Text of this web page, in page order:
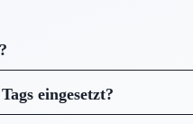
eingesetzt?